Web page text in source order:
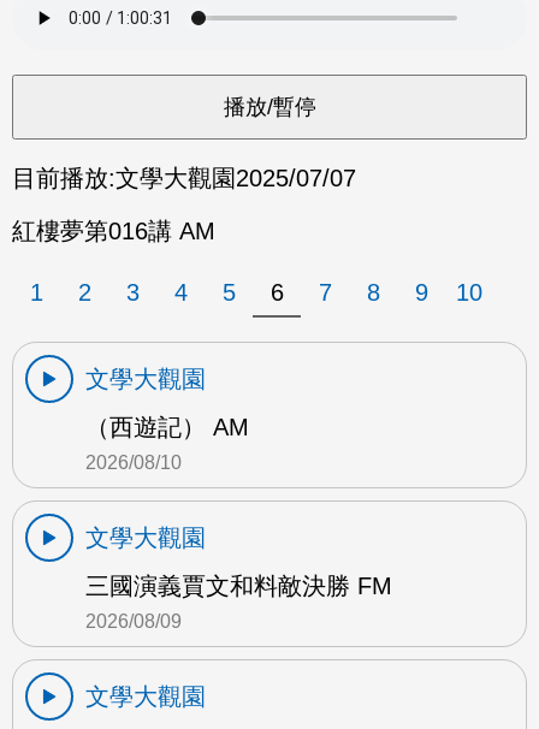
目前播放:文學大觀園2025/07/07
紅樓夢第016講 AM
1 2 3 4 5 6 7 8 9 10
文學大觀園
（西遊記） AM
2026/08/10
文學大觀園
三國演義賈文和料敵決勝 FM
2026/08/09
文學大觀園